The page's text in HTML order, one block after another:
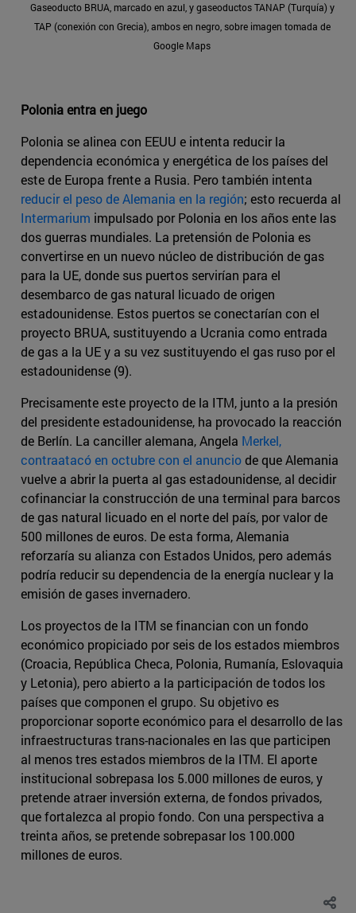
Gaseoducto BRUA, marcado en azul, y gaseoductos TANAP (Turquía) y
TAP (conexión con Grecia), ambos en negro, sobre imagen tomada de
Google Maps
Polonia entra en juego
Polonia se alinea con EEUU e intenta reducir la
dependencia económica y energética de los países del
este de Europa frente a Rusia. Pero también intenta
reducir el peso de Alemania en la región; esto recuerda al
Intermarium impulsado por Polonia en los años ente las
dos guerras mundiales. La pretensión de Polonia es
convertirse en un nuevo núcleo de distribución de gas
para la UE, donde sus puertos servirían para el
desembarco de gas natural licuado de origen
estadounidense. Estos puertos se conectarían con el
proyecto BRUA, sustituyendo a Ucrania como entrada
de gas a la UE y a su vez sustituyendo el gas ruso por el
estadounidense (9).
Precisamente este proyecto de la ITM, junto a la presión
del presidente estadounidense, ha provocado la reacción
de Berlín. La canciller alemana, Angela Merkel,
contraatacó en octubre con el anunciode que Alemania
vuelve a abrir la puerta al gas estadounidense, al decidir
cofinanciar la construcción de una terminal para barcos
de gas natural licuado en el norte del país, por valor de
500 millones de euros. De esta forma, Alemania
reforzaría su alianza con Estados Unidos, pero además
podría reducir su dependencia de la energía nuclear y la
emisión de gases invernadero.
Los proyectos de la ITM se financian con un fondo
económico propiciado por seis de los estados miembros
(Croacia, República Checa, Polonia, Rumanía, Eslovaquia
y Letonia), pero abierto a la participación de todos los
países que componen el grupo. Su objetivo es
proporcionar soporte económico para el desarrollo de las
infraestructuras trans-nacionales en las que participen
al menos tres estados miembros de la ITM. El aporte
institucional sobrepasa los 5.000 millones de euros, y
pretende atraer inversión externa, de fondos privados,
que fortalezca al propio fondo. Con una perspectiva a
treinta años, se pretende sobrepasar los 100.000
millones de euros.